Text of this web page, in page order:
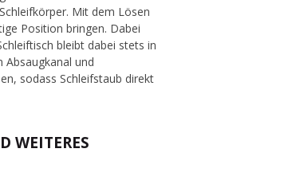
Mit dem Lösen
Position bringen. Dabei
bleibt dabei stets in
und
sodass Schleifstaub direkt
WEITERES